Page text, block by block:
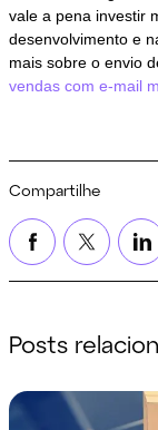
vale a pena investir
desenvolvimento e
mais sobre o envio
vendas com e-mail
Compartilhe
Posts